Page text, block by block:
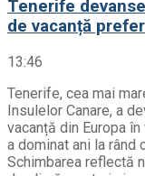
Tenerife
de vacanță
13:46
Tenerife, cea mai
Insulelor Canare, a
vacanță din Europa
a dominat ani la
Schimbarea reflectă